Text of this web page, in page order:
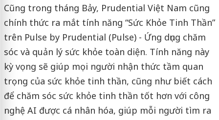
Cũng trong tháng Bảy, Prudential Việt Nam cũng
chính thức ra mắt tính năng “Sức Khỏe Tinh Thần”
trên Pulse by Prudential (Pulse) - Ứng dụng chăm
sóc và quản lý sức khỏe toàn diện. Tính năng này
kỳ vọng sẽ giúp mọi người nhận thức tầm quan
trọng của sức khỏe tinh thần, cũng như biết cách
để chăm sóc sức khỏe tinh thần tốt hơn với công
nghệ AI được cá nhân hóa, giúp mỗi người tìm ra